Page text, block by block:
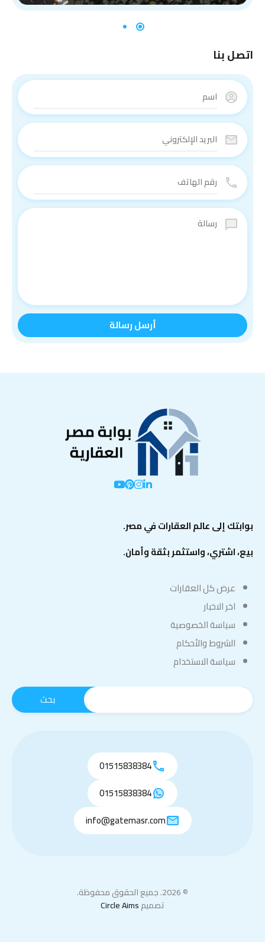
اتصل بنا
بوابتك إلى عالم العقارات في مصر.
بيع، اشتري، واستثمر بثقة وأمان.
عرض كل العقارات
اخر الاخبار
سياسة الخصوصية
الشروط والأحكام
سياسة الاستخدام
01515838384
01515838384
info@gatemasr.com
© 2026. جميع الحقوق محفوظة.
تصميمCircle Aims